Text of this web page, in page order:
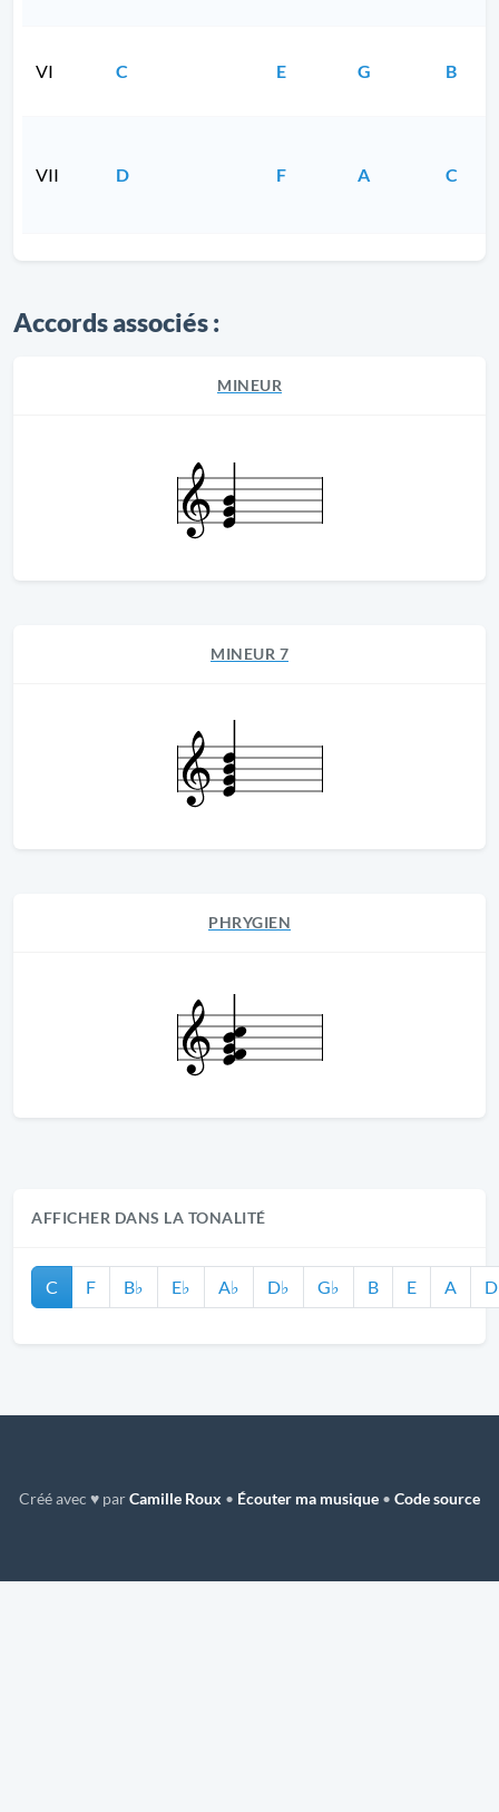
VI C E G B
VII D F A C
Accords associés :
MINEUR
MINEUR 7
PHRYGIEN
AFFICHER DANS LA TONALITÉ
C F B♭ E♭ A♭ D♭ G♭ B E A D
Créé avec ♥ parCamille Roux • Écouter ma musique • Code source